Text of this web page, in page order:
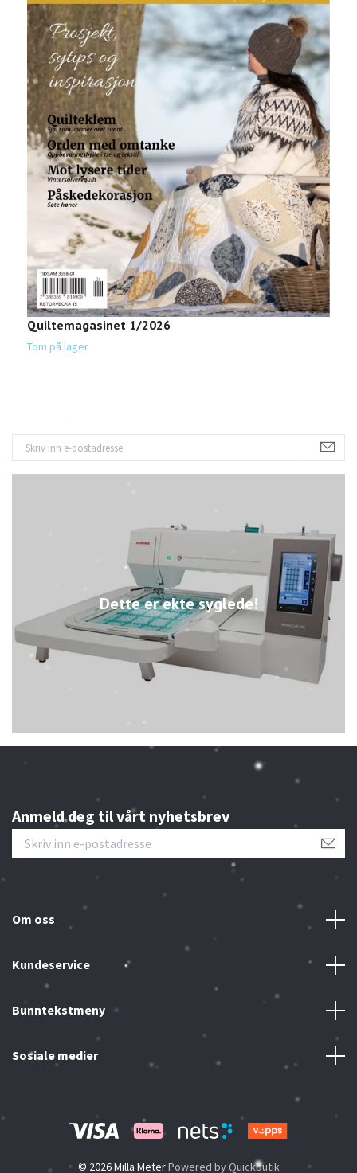
Dette er ekte syglede!
Quiltemagasinet 1/2026
Tom på lager
Anmeld deg til vårt nyhetsbrev
Om oss
Kundeservice
Bunntekstmeny
Sosiale medier
© 2026 Milla MeterPowered by Quickbutik